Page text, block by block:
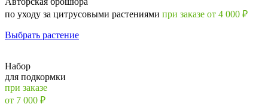
по уходу за цитрусовыми растениями при заказе от 4 000 ₽
Выбрать растение
Набор
для подкормки
при заказе
от 7 000 ₽